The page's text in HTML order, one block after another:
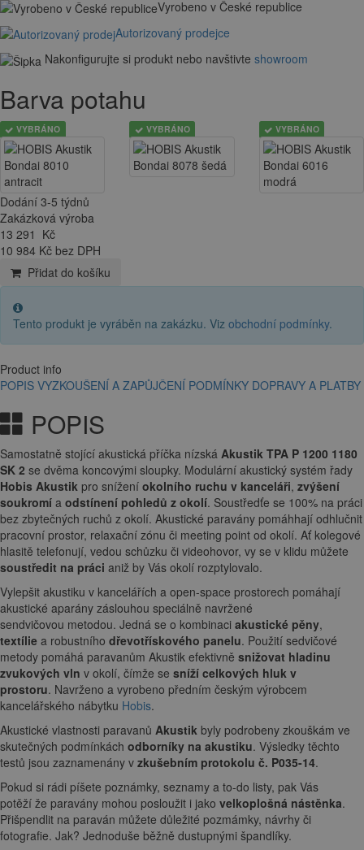
Vyrobeno v České republice
Autorizovaný prodejce
Nakonfigurujte si produkt nebo navštivte showroom
Barva potahu
VYBRÁNO VYBRÁNO VYBRÁNO
Dodání 3-5 týdnů
Zakázková výroba
13 291 Kč
10 984 Kč bez DPH
Přidat do košíku
Tento produkt je vyráběn na zakázku. Viz obchodní podmínky.
Product info
POPIS VYZKOUŠENÍ A ZAPŮJČENÍ PODMÍNKY DOPRAVY A PLATBY
POPIS
Samostatně stojící akustická příčka nízská Akustik TPA P 1200 1180
SK 2 se dvěma koncovými sloupky. Modulární akustický systém řady
Hobis Akustik pro snížení okolního ruchu v kanceláři, zvýšení
soukromí a odstínení pohledů z okolí. Soustředťe se 100% na práci
bez zbytečných ruchů z okolí. Akustické paravány pomáhhají odhlučnit
pracovní prostor, relaxační zónu či meeting point od okolí. Ať kolegové
hlasitě telefonují, vedou schůzku či videohovor, vy se v klidu můžete
soustředit na práci aniž by Vás okolí rozptylovalo.
Vylepšit akustiku v kancelářích a open-space prostorech pomáhají
akustické aparány záslouhou speciálně navržené
sendvičovou metodou. Jedná se o kombinaci akustické pěny,
textílie a robustního dřevotřískového panelu. Použití sedvičové
metody pomáhá paravanům Akustik efektivně snižovat hladinu
zvukových vln v okolí, čímže se sníží celkových hluk v
prostoru. Navrženo a vyrobeno předním českým výrobcem
kancelářského nábytku Hobis.
Akustické vlastnosti paravanů Akustik byly podrobeny zkouškám ve
skutečných podmínkách odborníky na akustiku. Výsledky těchto
testů jsou zaznamenány v zkušebním protokolu č. P035-14.
Pokud si rádi píšete poznámky, seznamy a to-do listy, pak Vás
potěží že paravány mohou posloužit i jako velkoplošná nástěnka.
Přišpendlit na paraván můžete důležité pozmámky, návrhy či
fotografie. Jak? Jednoduše běžně dustupnými špandlíky.